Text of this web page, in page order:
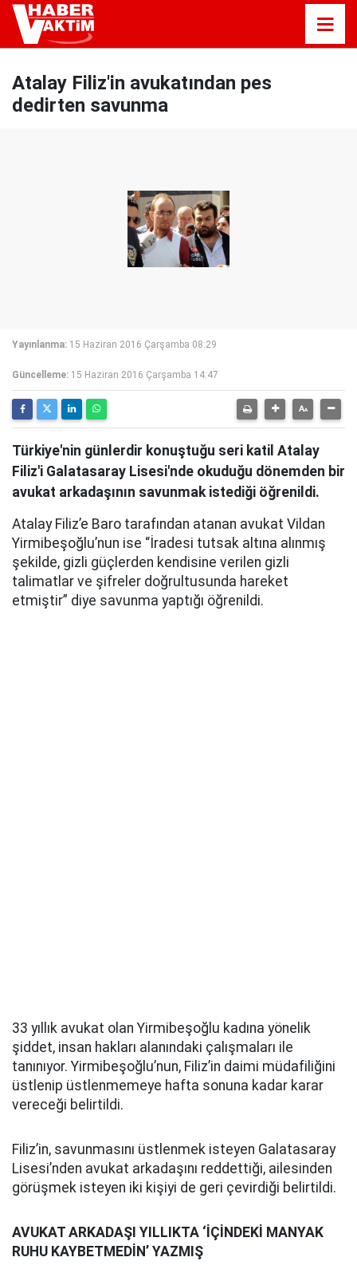
Atalay Filiz'in avukatından pes
dedirten savunma
Yayınlanma: 15 Haziran 2016 Çarşamba 08:29
Güncelleme: 15 Haziran 2016 Çarşamba 14:47
Türkiye'nin günlerdir konuştuğu seri katil Atalay
Filiz'i Galatasaray Lisesi'nde okuduğu dönemden bir
avukat arkadaşının savunmak istediği öğrenildi.
Atalay Filiz’e Baro tarafından atanan avukat Vildan
Yirmibeşoğlu’nun ise “İradesi tutsak altına alınmış
şekilde, gizli güçlerden kendisine verilen gizli
talimatlar ve şifreler doğrultusunda hareket
etmiştir” diye savunma yaptığı öğrenildi.
33 yıllık avukat olan Yirmibeşoğlu kadına yönelik
şiddet, insan hakları alanındaki çalışmaları ile
tanınıyor. Yirmibeşoğlu’nun, Filiz’in daimi müdafiliğini
üstlenip üstlenmemeye hafta sonuna kadar karar
vereceği belirtildi.
Filiz’in, savunmasını üstlenmek isteyen Galatasaray
Lisesi’nden avukat arkadaşını reddettiği, ailesinden
görüşmek isteyen iki kişiyi de geri çevirdiği belirtildi.
AVUKAT ARKADAŞI YILLIKTA ‘İÇİNDEKİ MANYAK
RUHU KAYBETMEDİN’ YAZMIŞ